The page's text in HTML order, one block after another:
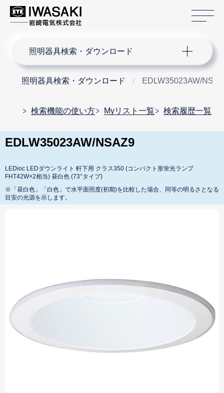
照明器具検索・ダウンロード
照明器具検索・ダウンロード EDLW35023AW/
検索機能の使い方 Myリスト一覧 検索履歴一覧
EDLW35023AW/NSAZ9
LEDioc LEDダウンライト 軒下用 クラス350 (コンパクト形蛍光ランプ
FHT42W×2相当) 昼白色 (73°タイプ)
※「昼白色」「白色」で水平面照度(初期)を比較した場合、同等の明るさとなる
目安の光源を示します。